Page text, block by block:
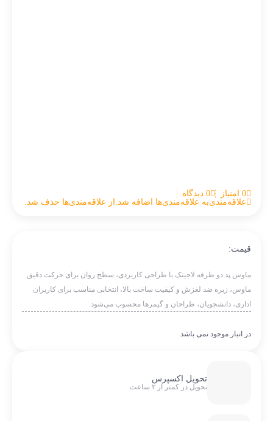
0 امتیاز
0 دیدگاه
علاقه‌مندیبه علاقه‌مندی‌ها اضافه شد. از علاقه‌مندی‌ها حذف شد.
قیمت:
ماوس پد دو طرفه لاجیتک با طراحی کاربردی، سطح روان برای حرکت دقیق
ماوس، زیره ضد لغزش و کیفیت ساخت بالا، انتخابی مناسب برای کاربران
اداری، دانشجویان، طراحان و گیمرها محسوب می‌شود.
در انبار موجود نمی باشد
تحویل اکسپرس
تحویل در کمتر از ۲ ساعت